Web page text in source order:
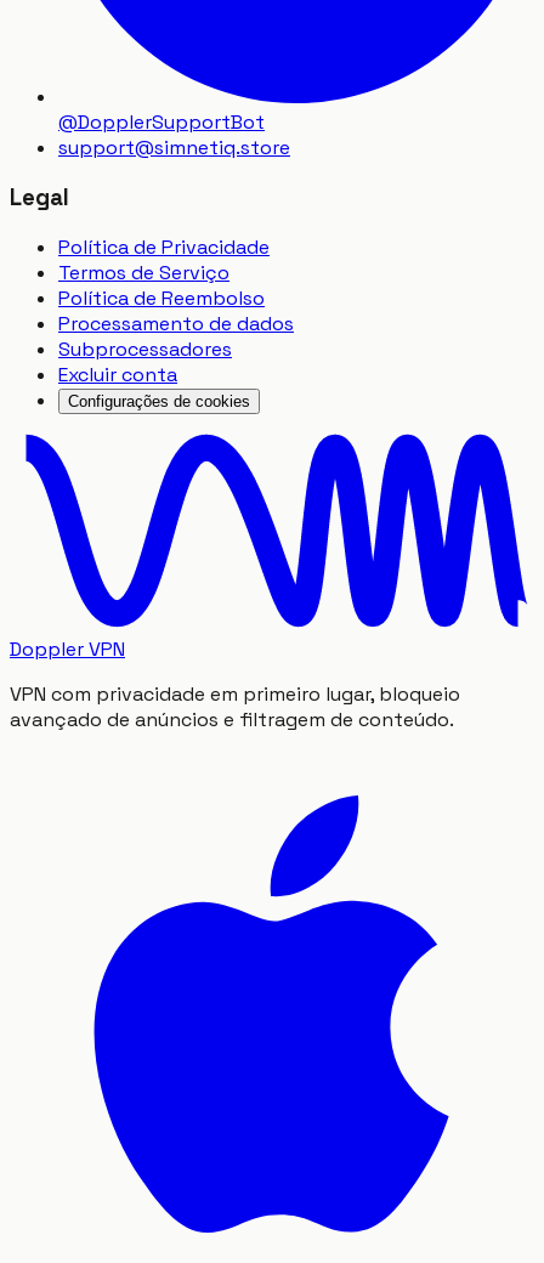
@DopplerSupportBot
support@simnetiq.store
Legal
Política de Privacidade
Termos de Serviço
Política de Reembolso
Processamento de dados
Subprocessadores
Excluir conta
Configurações de cookies
Doppler VPN
VPN com privacidade em primeiro lugar, bloqueio
avançado de anúncios e filtragem de conteúdo.